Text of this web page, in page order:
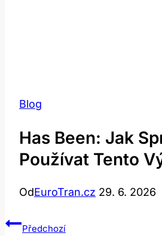
Blog
Has Been: Jak
Používat Tento
OdEuroTran.cz 29. 6. 2026
Navigace
Předchozí